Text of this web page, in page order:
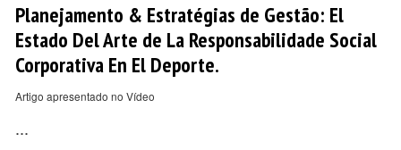
Planejamento & Estratégias de Gestão: El
Estado Del Arte de La Responsabilidade Social
Corporativa En El Deporte.
Artigo apresentado no Vídeo
...